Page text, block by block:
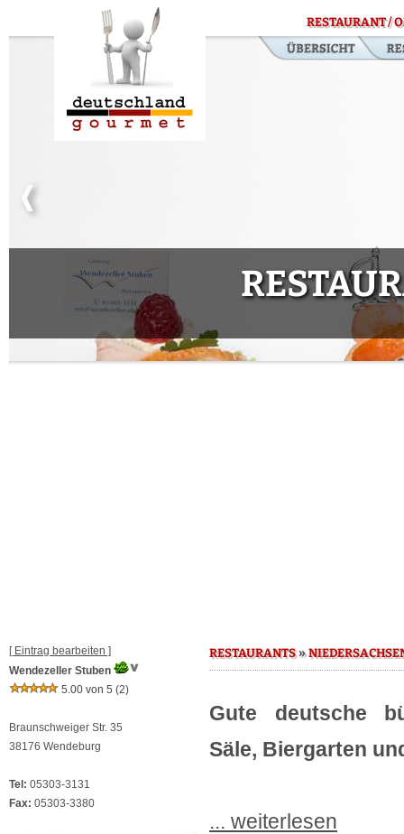
RESTAURANT /
[ Eintrag bearbeiten ]
Wendezeller Stuben
5.00 von 5 (2)
Braunschweiger Str. 35
38176 Wendeburg
Tel: 05303-3131
Fax: 05303-3380
RESTAURANTS»
Gute deutsche
Säle, Biergarten
... weiterlesen